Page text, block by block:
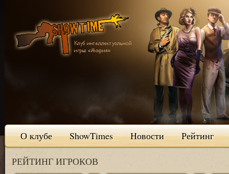
О клубе ShowTimes Новости Рейтинг
РЕЙТИНГ ИГРОКОВ